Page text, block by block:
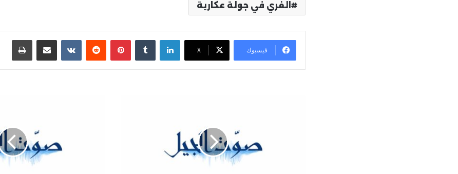
الفري في جولة عكارية
فيسبوك X
لينكدإن بينتيريست مشاركة عبر البريد